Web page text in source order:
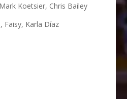
Koetsier, Chris Bailey
Faisy, Karla Díaz